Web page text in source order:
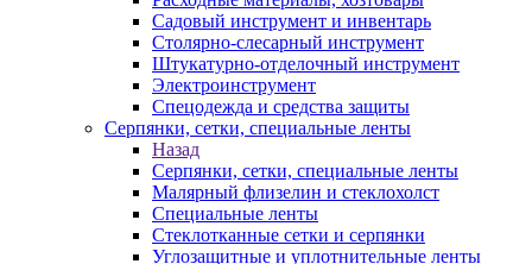
Садовый инструмент и инвентарь
Столярно-слесарный инструмент
Штукатурно-отделочный инструмент
Электроинструмент
Спецодежда и средства защиты
Серпянки, сетки, специальные ленты
Назад
Серпянки, сетки, специальные ленты
Малярный флизелин и стеклохолст
Специальные ленты
Стеклотканные сетки и серпянки
Углозащитные и уплотнительные ленты